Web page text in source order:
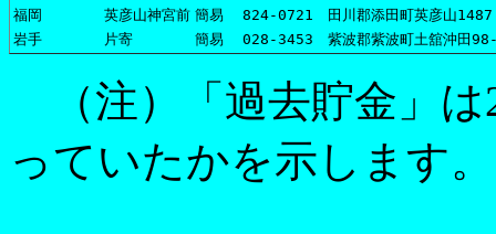
福岡
英彦山神宮前 簡易
824-0721 田川郡添田町英彦山1487
岩手
片寄 簡易 028-3453 紫波郡紫波町土舘沖田
（注）「過去貯金」は
っていたかを示します。